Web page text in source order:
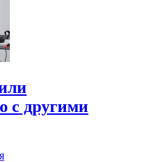
с другими